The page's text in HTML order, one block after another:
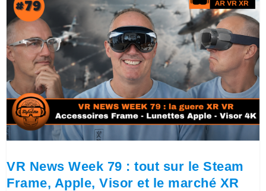
VR News Week 79 : tout sur le Steam
Frame, Apple, Visor et le marché XR